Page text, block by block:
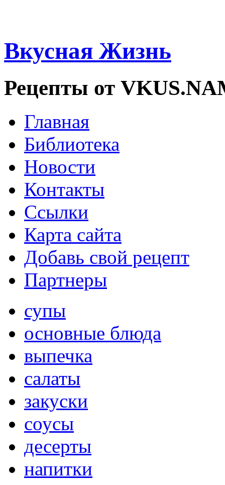
Вкусная Жизнь
Рецепты от
Главная
Библиотека
Новости
Контакты
Ссылки
Карта сайта
Добавь свой рецепт
Партнеры
супы
основные блюда
выпечка
салаты
закуски
соусы
десерты
напитки